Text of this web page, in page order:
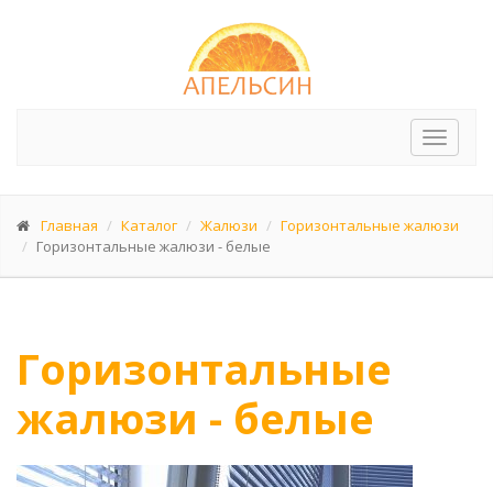
Главная Каталог Жалюзи
Горизонтальные жалюзи
Горизонтальные жалюзи - белые
Горизонтальные
жалюзи - белые